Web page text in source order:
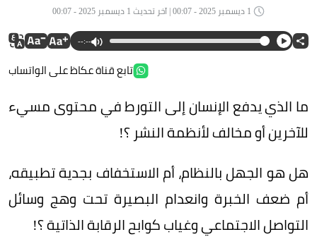
--:--
تابع قناة عكاظ على الواتساب
ما الذي يدفع الإنسان إلى التورط في محتوى مسيء
للآخرين أو مخالف لأنظمة النشر ؟!
هل هو الجهل بالنظام، أم الاستخفاف بجدية تطبيقه،
أم ضعف الخبرة وانعدام البصيرة تحت وهج وسائل
التواصل الاجتماعي وغياب كوابح الرقابة الذاتية ؟!